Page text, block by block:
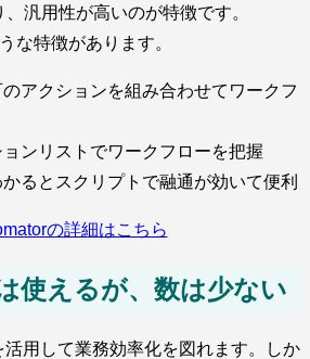
汎用性が高いのが特徴です。
な特徴があります。
アクションを組み合わせてワークフ
ンリストでワークフローを把握
るとスクリプトで融通が効いて便利
の詳細はこちら
使えるが、数は少ない
用して業務効率化を図れます。しか